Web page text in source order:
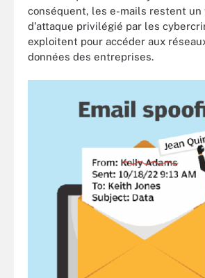
conséquent, les e-mails restent un
d'attaque privilégié par les
exploitent pour accéder aux
données des entreprises.